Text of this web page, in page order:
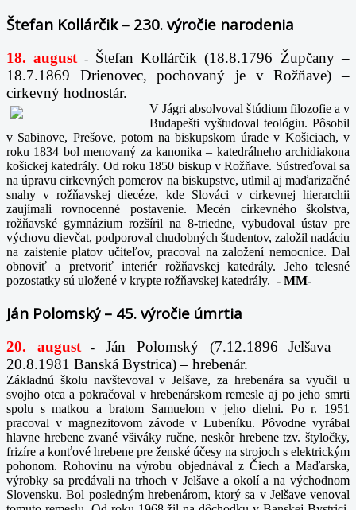
Štefan Kollárčik – 230. výročie narodenia
18. august -
Štefan Kollárčik (18.8.1796 Župčany –
18.7.1869 Drienovec, pochovaný je v Rožňave) –
cirkevný hodnostár.
V Jágri absolvoval štúdium filozofie a v
Budapešti vyštudoval teológiu. Pôsobil
v Sabinove, Prešove, potom na biskupskom úrade v Košiciach, v
roku 1834 bol menovaný za kanonika – katedrálneho archidiakona
košickej katedrály. Od roku 1850 biskup v Rožňave. Sústreďoval sa
na úpravu cirkevných pomerov na biskupstve, utlmil aj maďarizačné
snahy v rožňavskej diecéze, kde Slováci v cirkevnej hierarchii
zaujímali rovnocenné postavenie. Mecén cirkevného školstva,
rožňavské gymnázium rozšíril na 8-triedne, vybudoval ústav pre
výchovu dievčat, podporoval chudobných študentov, založil nadáciu
na zaistenie platov učiteľov, pracoval na založení nemocnice. Dal
obnoviť a pretvoriť interiér rožňavskej katedrály. Jeho telesné
pozostatky sú uložené v krypte rožňavskej katedrály. - MM-
Ján Polomský – 45. výročie úmrtia
20. august-
Ján Polomský (7.12.1896 Jelšava –
20.8.1981 Banská Bystrica) – hrebenár.
Základnú školu navštevoval v Jelšave, za hrebenára sa vyučil u
svojho otca a pokračoval v hrebenárskom remesle aj po jeho smrti
spolu s matkou a bratom Samuelom v jeho dielni. Po r. 1951
pracoval v magnezitovom závode v Lubeníku. Pôvodne vyrábal
hlavne hrebene zvané všiváky ručne, neskôr hrebene tzv. štyločky,
frizíre a konťové hrebene pre ženské účesy na strojoch s elektrickým
pohonom. Rohovinu na výrobu objednával z Čiech a Maďarska,
výrobky sa predávali na trhoch v Jelšave a okolí a na východnom
Slovensku. Bol posledným hrebenárom, ktorý sa v Jelšave venoval